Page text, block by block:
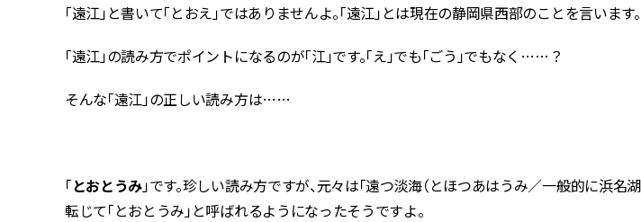
「遠江」と書いて「とおえ」ではありませんよ。「遠江」とは現在の静岡県西部のことを言います。
「遠江」の読み方でポイントになるのが「江」です。「え」でも「ごう」でもなく……？
そんな「遠江」の正しい読み方は……
「とおとうみ」です。珍しい読み方ですが、元々は「遠つ淡海（とほつあはうみ／一般的に浜名
転じて「とおとうみ」と呼ばれるようになったそうですよ。
【毛穴沼からの脱出】みんなが
CLASSY.[クラッシィ]